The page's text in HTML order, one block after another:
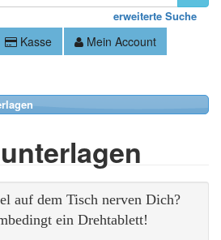
erweiterte Suche
Kasse
Mein Account
auf dem Tisch nerven Dich?
ein Drehtablett!